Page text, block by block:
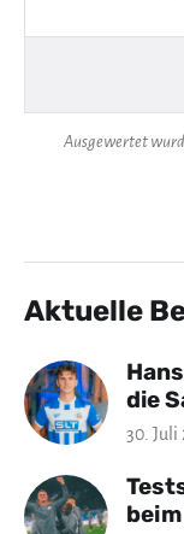
Ausgewertet
Aktuelle
die
30. Juli